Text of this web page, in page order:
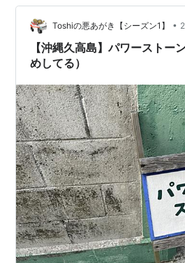
Toshiの悪あがき【シーズン1】 •
【沖縄久高島】パワーストー
めしてる）